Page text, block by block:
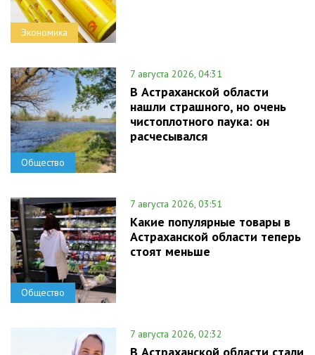
Экономика
Общество
7 августа 2026, 04:31
В Астраханской области
нашли страшного, но очень
чистоплотного паука: он
расчесывался
Общество
7 августа 2026, 03:51
Какие популярные товары в
Астраханской области теперь
стоят меньше
7 августа 2026, 02:32
В Астраханской области стали